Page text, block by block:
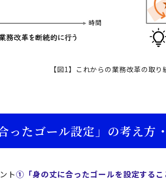
【図1】これからの業務改革の取り
ったゴール設定」の考え方
ト①「身の丈に合ったゴールを設定するこ